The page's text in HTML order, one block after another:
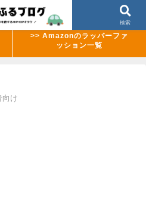
のMCバトル配信ラッシュまとめ
>> Amazonのラッパーファ
ッション一覧
向け
検索